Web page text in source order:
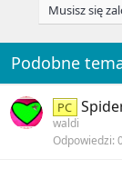
i
o
n
s
:
Musisz się
Podobne
PC
waldi
Odpowiedzi